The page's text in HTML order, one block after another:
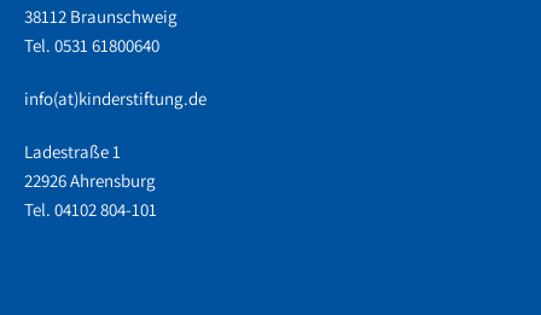
38112 Braunschweig
Tel. 0531 61800640
info(at)kinderstiftung.de
Ladestraße 1
22926 Ahrensburg
Tel. 04102 804-101